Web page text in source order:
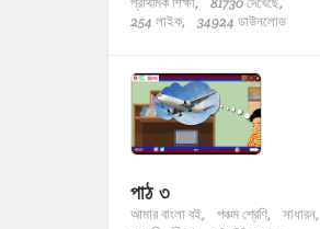
254 লাইক,
34924 ডাউনলোড
পাঠ ৩
আমার বাংলা বই, পঞ্চম শ্রেণি,
সাধারন,